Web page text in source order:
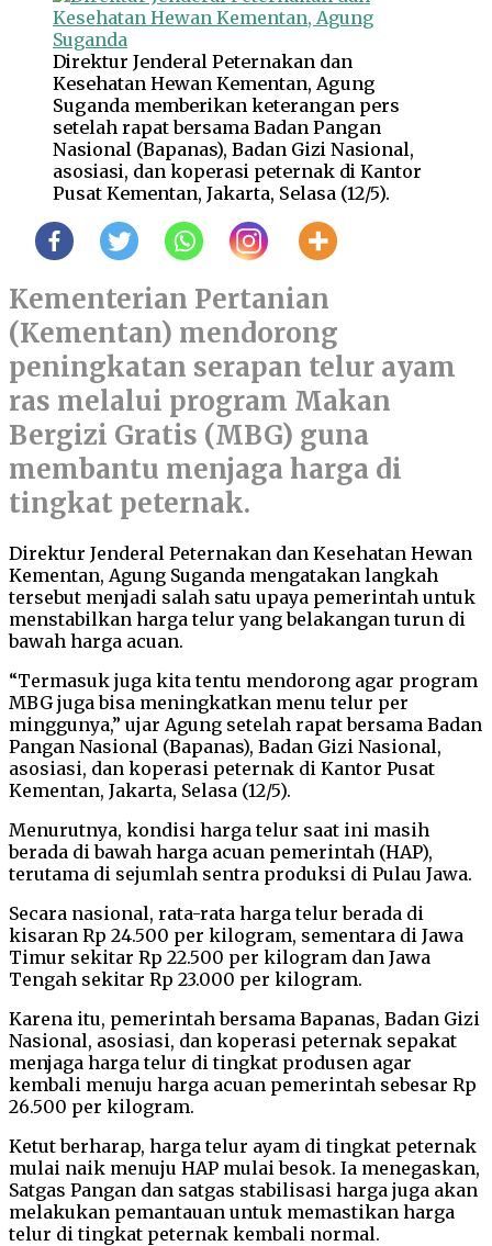
Direktur Jenderal Peternakan dan
Kesehatan Hewan Kementan, Agung
Suganda memberikan keterangan pers
setelah rapat bersama Badan Pangan
Nasional (Bapanas), Badan Gizi Nasional,
asosiasi, dan koperasi peternak di Kantor
Pusat Kementan, Jakarta, Selasa (12/5).
Kementerian Pertanian
(Kementan) mendorong
peningkatan serapan telur ayam
ras melalui program Makan
Bergizi Gratis (MBG) guna
membantu menjaga harga di
tingkat peternak.
Direktur Jenderal Peternakan dan Kesehatan Hewan
Kementan, Agung Suganda mengatakan langkah
tersebut menjadi salah satu upaya pemerintah untuk
menstabilkan harga telur yang belakangan turun di
bawah harga acuan.
“Termasuk juga kita tentu mendorong agar program
MBG juga bisa meningkatkan menu telur per
minggunya,” ujar Agung setelah rapat bersama Badan
Pangan Nasional (Bapanas), Badan Gizi Nasional,
asosiasi, dan koperasi peternak di Kantor Pusat
Kementan, Jakarta, Selasa (12/5).
Menurutnya, kondisi harga telur saat ini masih
berada di bawah harga acuan pemerintah (HAP),
terutama di sejumlah sentra produksi di Pulau Jawa.
Secara nasional, rata-rata harga telur berada di
kisaran Rp 24.500 per kilogram, sementara di Jawa
Timur sekitar Rp 22.500 per kilogram dan Jawa
Tengah sekitar Rp 23.000 per kilogram.
Karena itu, pemerintah bersama Bapanas, Badan Gizi
Nasional, asosiasi, dan koperasi peternak sepakat
menjaga harga telur di tingkat produsen agar
kembali menuju harga acuan pemerintah sebesar Rp
26.500 per kilogram.
Ketut berharap, harga telur ayam di tingkat peternak
mulai naik menuju HAP mulai besok. Ia menegaskan,
Satgas Pangan dan satgas stabilisasi harga juga akan
melakukan pemantauan untuk memastikan harga
telur di tingkat peternak kembali normal.